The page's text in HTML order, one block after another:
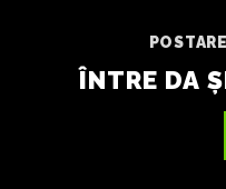
ÎNTRE DA